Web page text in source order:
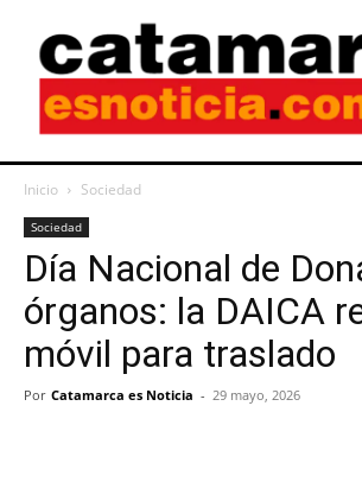
Inicio Sociedad
Sociedad
Día Nacional de
órganos: la DAICA
móvil para traslado
Por Catamarca es Noticia - 29 mayo, 2026